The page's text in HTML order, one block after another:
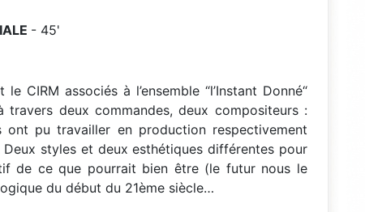
- 45'
CIRM associés à l’ensemble “l’Instant Donné“
deux commandes, deux compositeurs :
ont pu travailler en production respectivement
styles et deux esthétiques différentes pour
de ce que pourrait bien être (le futur nous le
du début du 21ème siècle…